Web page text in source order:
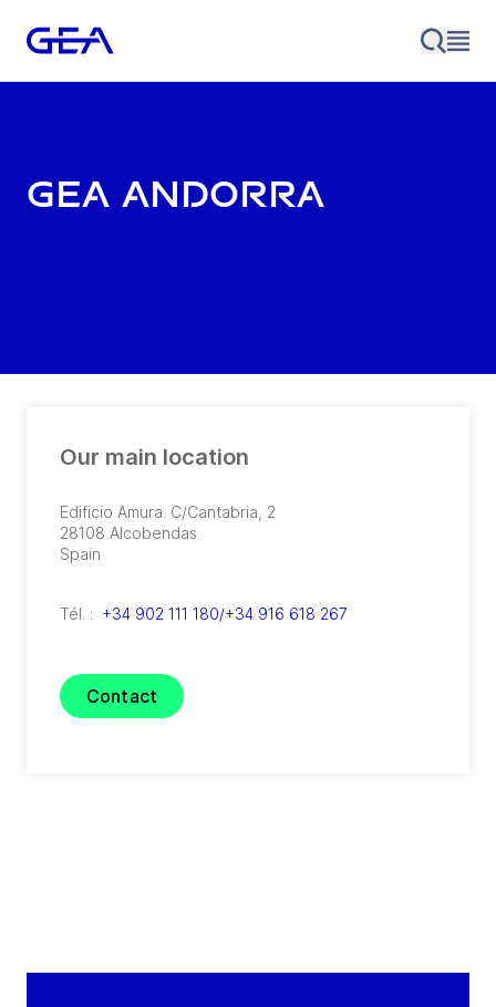
GEA Andorra
Our main location
Edificio Amura. C/Cantabria, 2
28108 Alcobendas
Spain
Tél. : +34 902 111 180/+34 916 618 267
Contact